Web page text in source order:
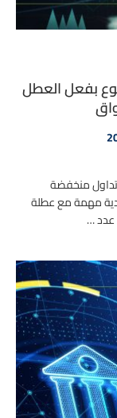
بفعل العطل
تداول منخفضة
مهمة مع عطلة
عدد …